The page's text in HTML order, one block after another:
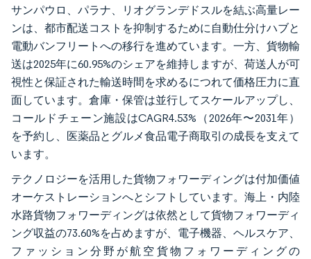
サンパウロ、パラナ、リオグランデドスルを結ぶ高量レー
ンは、都市配送コストを抑制するために自動仕分けハブと
電動バンフリートへの移行を進めています。一方、貨物輸
送は2025年に60.95%のシェアを維持しますが、荷送人が可
視性と保証された輸送時間を求めるにつれて価格圧力に直
面しています。倉庫・保管は並行してスケールアップし、
コールドチェーン施設はCAGR4.53%（2026年〜2031年）
を予約し、医薬品とグルメ食品電子商取引の成長を支えて
います。
テクノロジーを活用した貨物フォワーディングは付加価値
オーケストレーションへとシフトしています。海上・内陸
水路貨物フォワーディングは依然として貨物フォワーディ
ング収益の73.60%を占めますが、電子機器、ヘルスケア、
ファッション分野が航空貨物フォワーディングの